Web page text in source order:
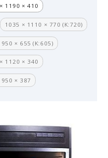
1190 × 410
1035 × 1110 × 770 (K:720)
× 655 (K:605)
1120 × 340
× 387